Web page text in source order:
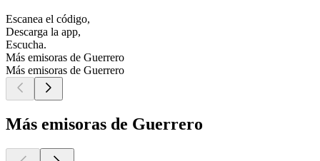
Escanea el código,
Descarga la app,
Escucha.
Más emisoras de Guerrero
Más emisoras de Guerrero
Más emisoras de Guerrero